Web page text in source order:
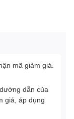
mã giảm giá.
dẫn của
giá, áp dụng